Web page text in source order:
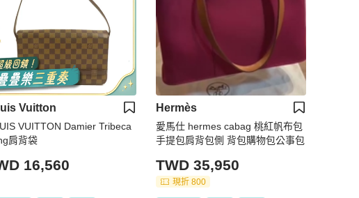
Vuitton
VUITTON Damier Tribeca
肩背袋
16,560
Hermès
愛馬仕 hermes cabag 桃紅帆布包
手提包肩背包側 背包購物包公事包
TWD 35,950
現折 800